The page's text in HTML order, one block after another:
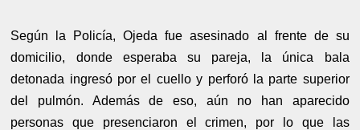
Según la Policía, Ojeda fue asesinado al frente de su
domicilio, donde esperaba su pareja, la única bala
detonada ingresó por el cuello y perforó la parte superior
del pulmón. Además de eso, aún no han aparecido
personas que presenciaron el crimen, por lo que las